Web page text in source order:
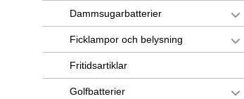
Dammsugarbatterier
Ficklampor och belysning
Fritidsartiklar
Golfbatterier